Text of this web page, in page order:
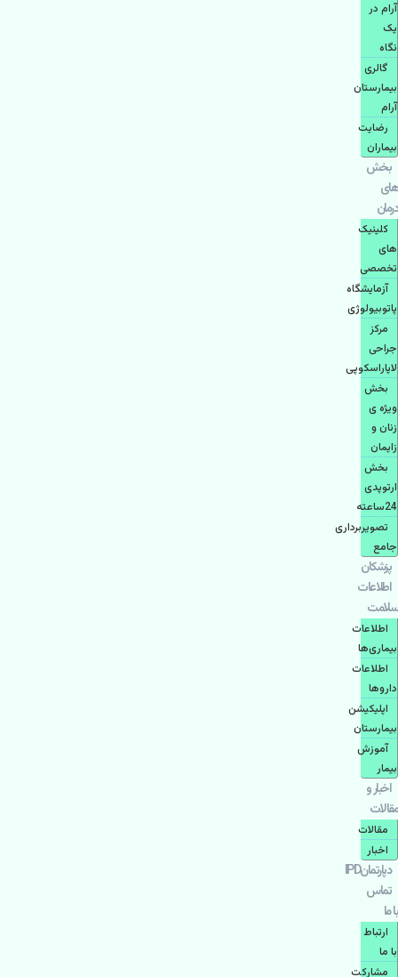
آرام در
یک
نگاه
گالری
بیمارستان
آرام
رضایت
بیماران
بخش
های
درمان
کلینیک
های
تخصصی
آزمایشگاه
پاتوبیولوژی
مرکز
جراحی
لاپاراسکوپی
بخش
ویژه ی
زنان و
زایمان
بخش
ارتوپدی
24ساعته
تصویربرداری
جامع
پزشكان
اطلاعات
سلامت
اطلاعات
بیماری‌ها
اطلاعات
دارو‌ها
اپليكيشن
بيمارستان
آموزش
بیمار
اخبار و
مقالات
مقالات
اخبار
دپارتمانIPD
تماس
با ما
ارتباط
با ما
مشاركت